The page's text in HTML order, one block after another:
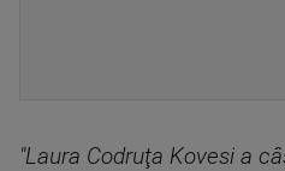
"Laura Codruţa Kovesi a